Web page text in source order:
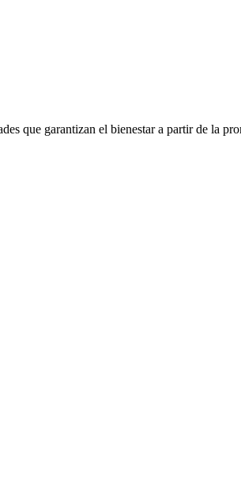
que garantizan el bienestar a partir de la